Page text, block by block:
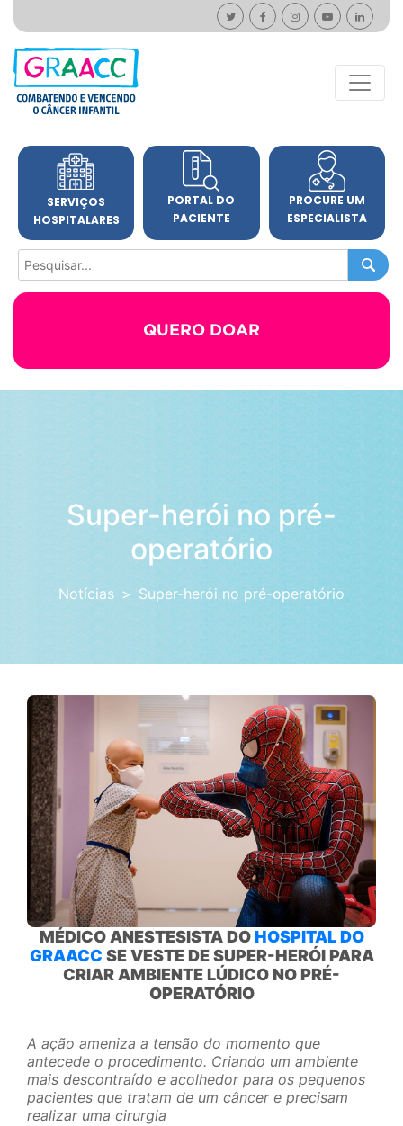
SERVIÇOS
HOSPITALARES
PORTAL DO
PACIENTE
PROCURE UM
ESPECIALISTA
QUERO DOAR
Super-herói no pré-
operatório
Notícias Super-herói no pré-operatório
MÉDICO ANESTESISTA DOHOSPITAL DO
GRAACC SE VESTE DE SUPER-HERÓI PARA
CRIAR AMBIENTE LÚDICO NO PRÉ-
OPERATÓRIO
A ação ameniza a tensão do momento que
antecede o procedimento. Criando um ambiente
mais descontraído e acolhedor para os pequenos
pacientes que tratam de um câncer e precisam
realizar uma cirurgia